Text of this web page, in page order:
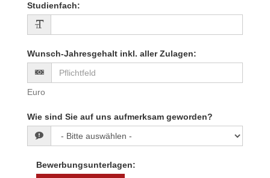
Studienfach:
Wunsch-Jahresgehalt inkl. aller Zulagen:
Euro
Wie sind Sie auf uns aufmerksam geworden?
Bewerbungsunterlagen: